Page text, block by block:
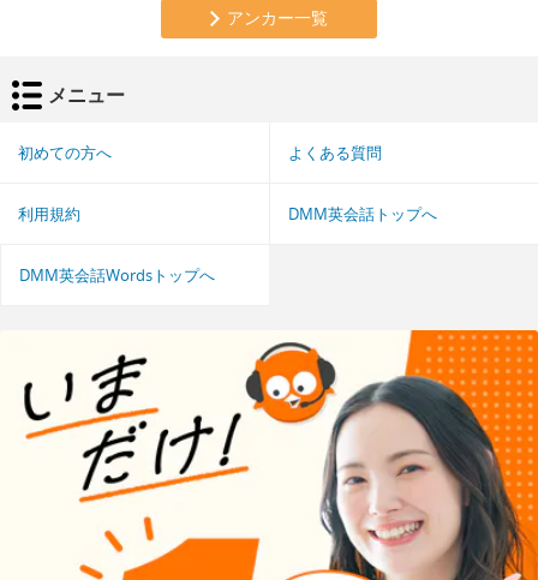
アンカー一覧
メニュー
初めての方へ よくある質問
利用規約 DMM英会話トップへ
DMM英会話Wordsトップへ